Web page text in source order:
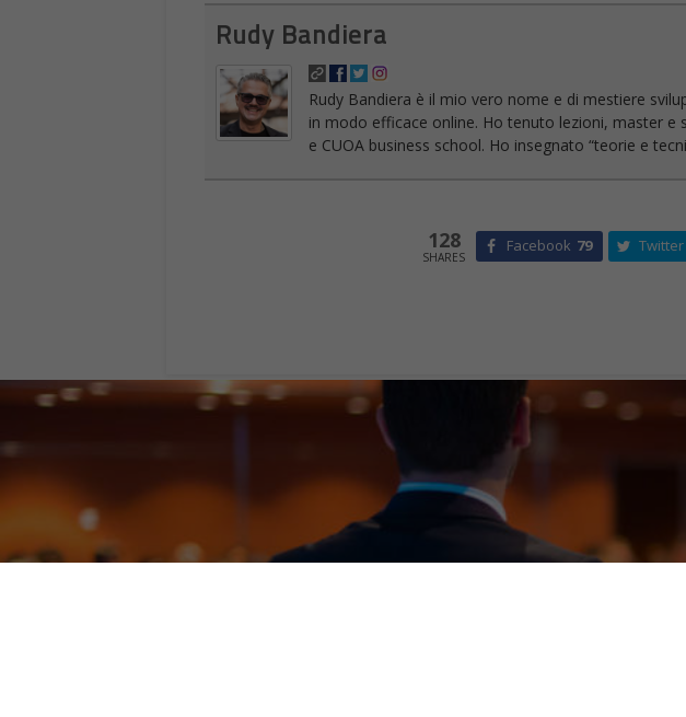
Rudy Bandiera
Rudy Bandiera è il mio vero nome e di mestiere
in modo efficace online. Ho tenuto lezioni, master e
e CUOA business school. Ho insegnato “teorie e
128
SHARES
Facebook 79 Twitter